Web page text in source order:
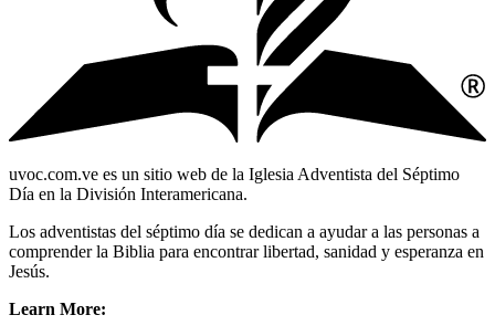
uvoc.com.ve es un sitio web de la Iglesia Adventista del Séptimo
Día en la División Interamericana.
Los adventistas del séptimo día se dedican a ayudar a las personas a
comprender la Biblia para encontrar libertad, sanidad y esperanza en
Jesús.
Learn More: